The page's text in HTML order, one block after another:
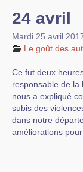
24 avril
Mardi 25 avril
Le goût des
Ce fut deux
responsable de la
nous a expliqué
subis des
dans notre
améliorations pour